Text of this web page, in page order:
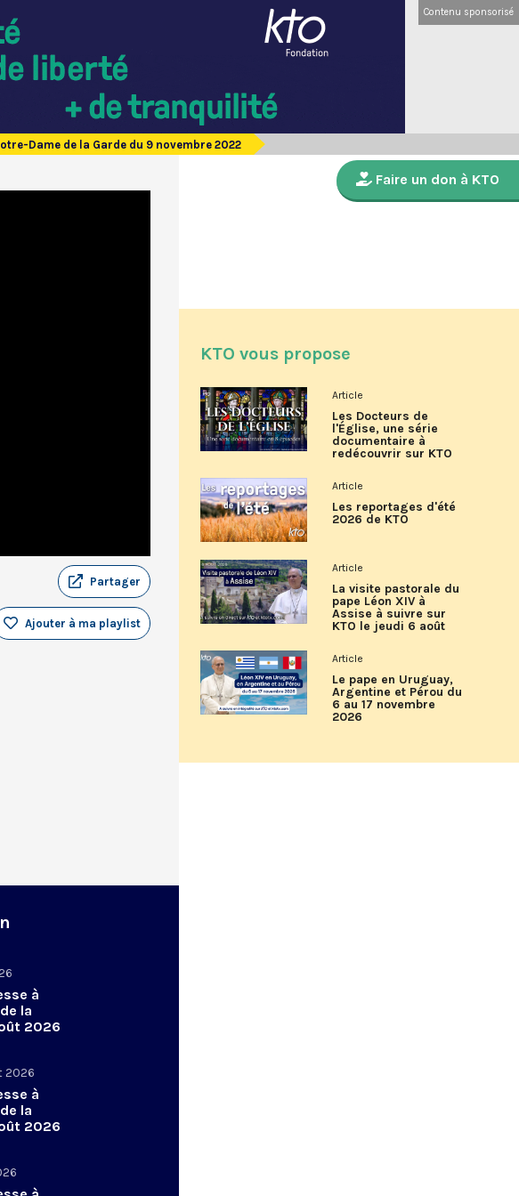
Contenu sponsorisé
Dame de la Garde du 9 novembre 2022
Partager
Ajouter à ma playlist
à
la
2026
2026
à
la
2026
Faire un don à KTO
KTO vous propose
Article
Les Docteurs de
l'Église, une série
documentaire à
redécouvrir sur KTO
Article
Les reportages d'été
2026 de KTO
Article
La visite pastorale du
pape Léon XIV à
Assise à suivre sur
KTO le jeudi 6 août
Article
Le pape en Uruguay,
Argentine et Pérou du
6 au 17 novembre
2026